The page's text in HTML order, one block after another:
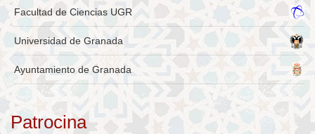
Facultad de Ciencias UGR
Universidad de Granada
Ayuntamiento de Granada
Patrocina